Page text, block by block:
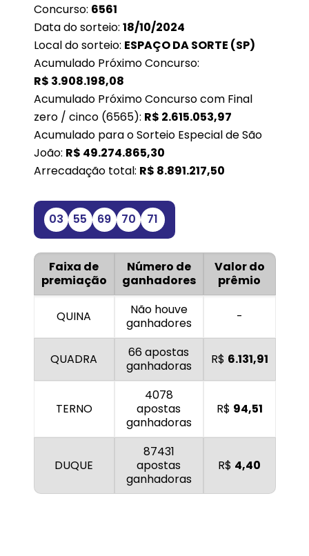
Concurso: 6561
Data do sorteio: 18/10/2024
Local do sorteio: ESPAÇO DA SORTE (SP)
Acumulado Próximo Concurso:
R$ 3.908.198,08
Acumulado Próximo Concurso com Final
zero / cinco (6565): R$ 2.615.053,97
Acumulado para o Sorteio Especial de São
João: R$ 49.274.865,30
Arrecadação total: R$ 8.891.217,50
03 55 69 70 71
Faixa de
premiação
Número de
ganhadores
Valor do
prêmio
QUINA
Não houve
ganhadores
-
QUADRA
66 apostas
ganhadoras
R$ 6.131,91
TERNO
4078
apostas
ganhadoras
R$ 94,51
DUQUE
87431
apostas
ganhadoras
R$ 4,40